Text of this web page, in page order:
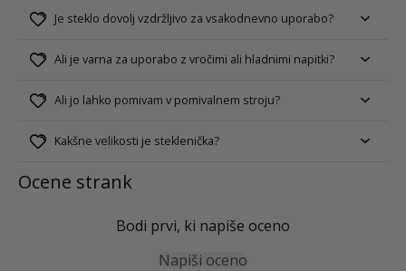
Je steklo dovolj vzdržljivo za vsakodnevno uporabo?
Ali je varna za uporabo z vročimi ali hladnimi napitki?
Ali jo lahko pomivam v pomivalnem stroju?
Kakšne velikosti je steklenička?
Ocene strank
Bodi prvi, ki napiše oceno
Napiši oceno